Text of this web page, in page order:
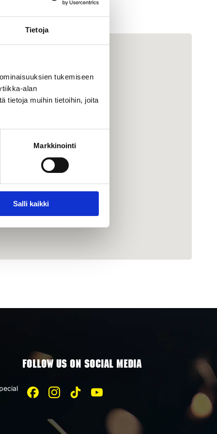
Tietoja
tukemiseen
alan
tietoja muihin tietoihin, joita
Markkinointi
Salli kaikki
FOLLOW US ON SOCIAL MEDIA